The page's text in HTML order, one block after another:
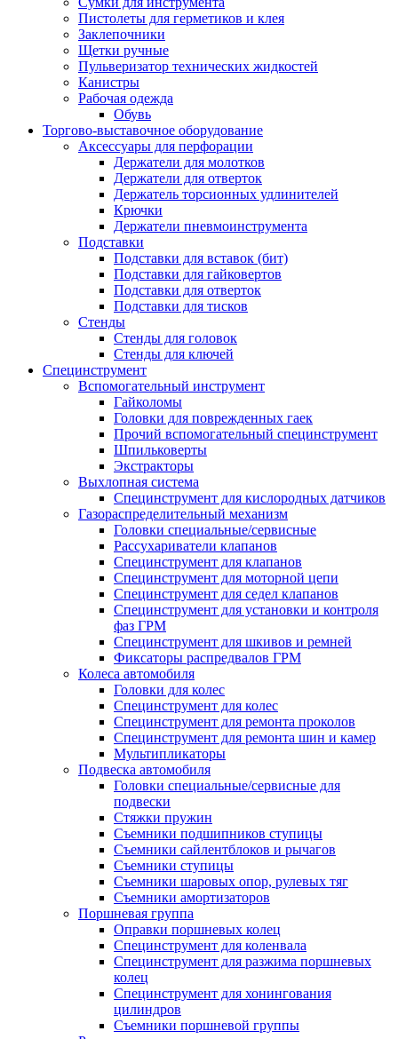
Пистолеты для герметиков и клея
Заклепочники
Щетки ручные
Пульверизатор технических жидкостей
Канистры
Рабочая одежда
Обувь
Торгово-выставочное оборудование
Аксессуары для перфорации
Держатели для молотков
Держатели для отверток
Держатель торсионных удлинителей
Крючки
Держатели пневмоинструмента
Подставки
Подставки для вставок (бит)
Подставки для гайковертов
Подставки для отверток
Подставки для тисков
Стенды
Стенды для головок
Стенды для ключей
Специнструмент
Вспомогательный инструмент
Гайколомы
Головки для поврежденных гаек
Прочий вспомогательный специнструмент
Шпильковерты
Экстракторы
Выхлопная система
Специнструмент для кислородных датчиков
Газораспределительный механизм
Головки специальные/сервисные
Рассухариватели клапанов
Специнструмент для клапанов
Специнструмент для моторной цепи
Специнструмент для седел клапанов
Специнструмент для установки и контроля
фаз ГРМ
Специнструмент для шкивов и ремней
Фиксаторы распредвалов ГРМ
Колеса автомобиля
Головки для колес
Специнструмент для колес
Специнструмент для ремонта проколов
Специнструмент для ремонта шин и камер
Мультипликаторы
Подвеска автомобиля
Головки специальные/сервисные для
подвески
Стяжки пружин
Съемники подшипников ступицы
Съемники сайлентблоков и рычагов
Съемники ступицы
Съемники шаровых опор, рулевых тяг
Съемники амортизаторов
Поршневая группа
Оправки поршневых колец
Специнструмент для коленвала
Специнструмент для разжима поршневых
колец
Специнструмент для хонингования
цилиндров
Съемники поршневой группы